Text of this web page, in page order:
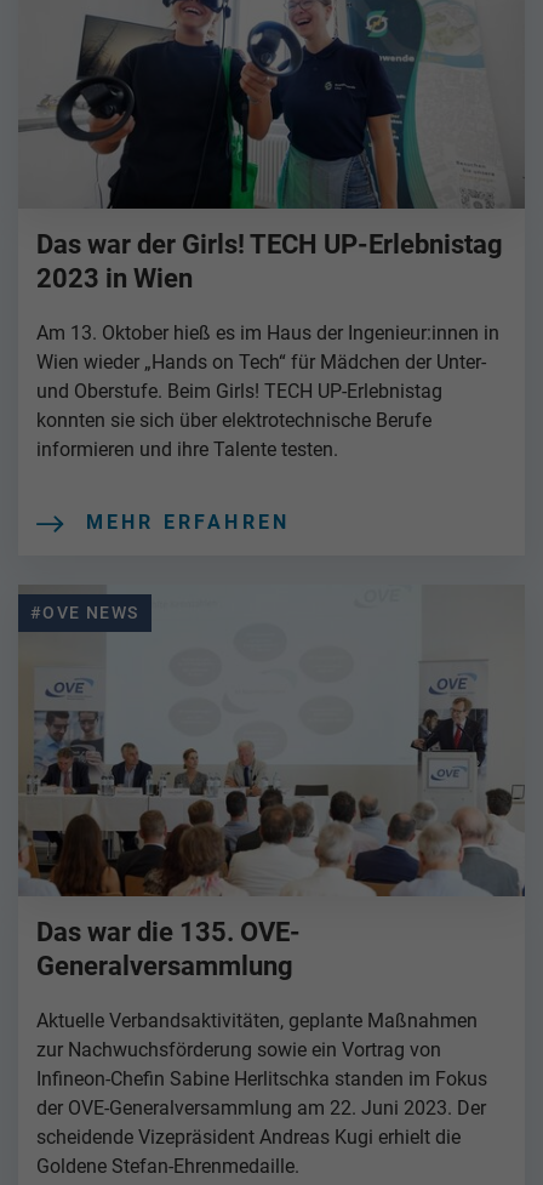
Das war der Girls! TECH UP-Erlebnistag
2023 in Wien
Am 13. Oktober hieß es im Haus der Ingenieur:innen in
Wien wieder „Hands on Tech“ für Mädchen der Unter-
und Oberstufe. Beim Girls! TECH UP-Erlebnistag
konnten sie sich über elektrotechnische Berufe
informieren und ihre Talente testen.
MEHR ERFAHREN
#OVE NEWS
Das war die 135. OVE-
Generalversammlung
Aktuelle Verbandsaktivitäten, geplante Maßnahmen
zur Nachwuchsförderung sowie ein Vortrag von
Infineon-Chefin Sabine Herlitschka standen im Fokus
der OVE-Generalversammlung am 22. Juni 2023. Der
scheidende Vizepräsident Andreas Kugi erhielt die
Goldene Stefan-Ehrenmedaille.